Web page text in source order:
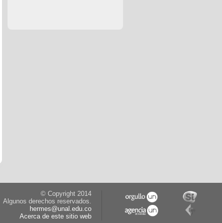
© Copyright 2014
Algunos derechos reservados.
hermes@unal.edu.co
Acerca de este sitio web